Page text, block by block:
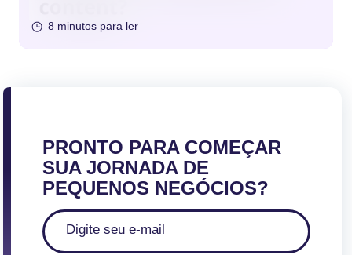
8 minutos para ler
PRONTO PARA COMEÇAR
SUA JORNADA DE
PEQUENOS NEGÓCIOS?